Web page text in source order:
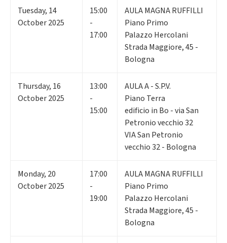
Tuesday, 14
October 2025
15:00
-
17:00
AULA MAGNA RUFFILLI
Piano Primo
Palazzo Hercolani
Strada Maggiore, 45 -
Bologna
Thursday, 16
October 2025
13:00
-
15:00
AULA A - S.P.V.
Piano Terra
edificio in Bo - via San
Petronio vecchio 32
VIA San Petronio
vecchio 32 - Bologna
Monday, 20
October 2025
17:00
-
19:00
AULA MAGNA RUFFILLI
Piano Primo
Palazzo Hercolani
Strada Maggiore, 45 -
Bologna